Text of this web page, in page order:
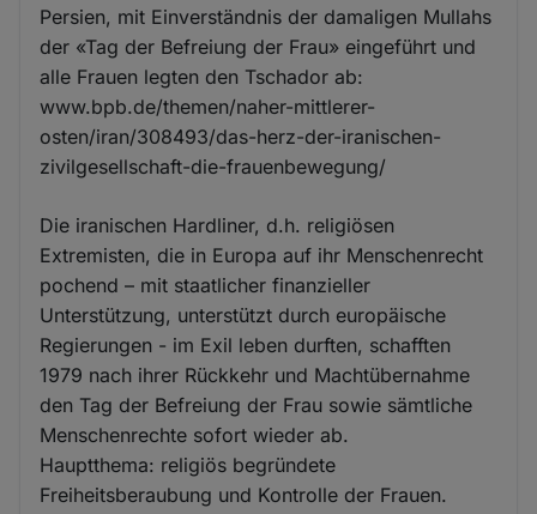
Persien, mit Einverständnis der damaligen Mullahs
der «Tag der Befreiung der Frau» eingeführt und
alle Frauen legten den Tschador ab:
www.bpb.de/themen/naher-mittlerer-
osten/iran/308493/das-herz-der-iranischen-
zivilgesellschaft-die-frauenbewegung/
Die iranischen Hardliner, d.h. religiösen
Extremisten, die in Europa auf ihr Menschenrecht
pochend – mit staatlicher finanzieller
Unterstützung, unterstützt durch europäische
Regierungen - im Exil leben durften, schafften
1979 nach ihrer Rückkehr und Machtübernahme
den Tag der Befreiung der Frau sowie sämtliche
Menschenrechte sofort wieder ab.
Hauptthema: religiös begründete
Freiheitsberaubung und Kontrolle der Frauen.